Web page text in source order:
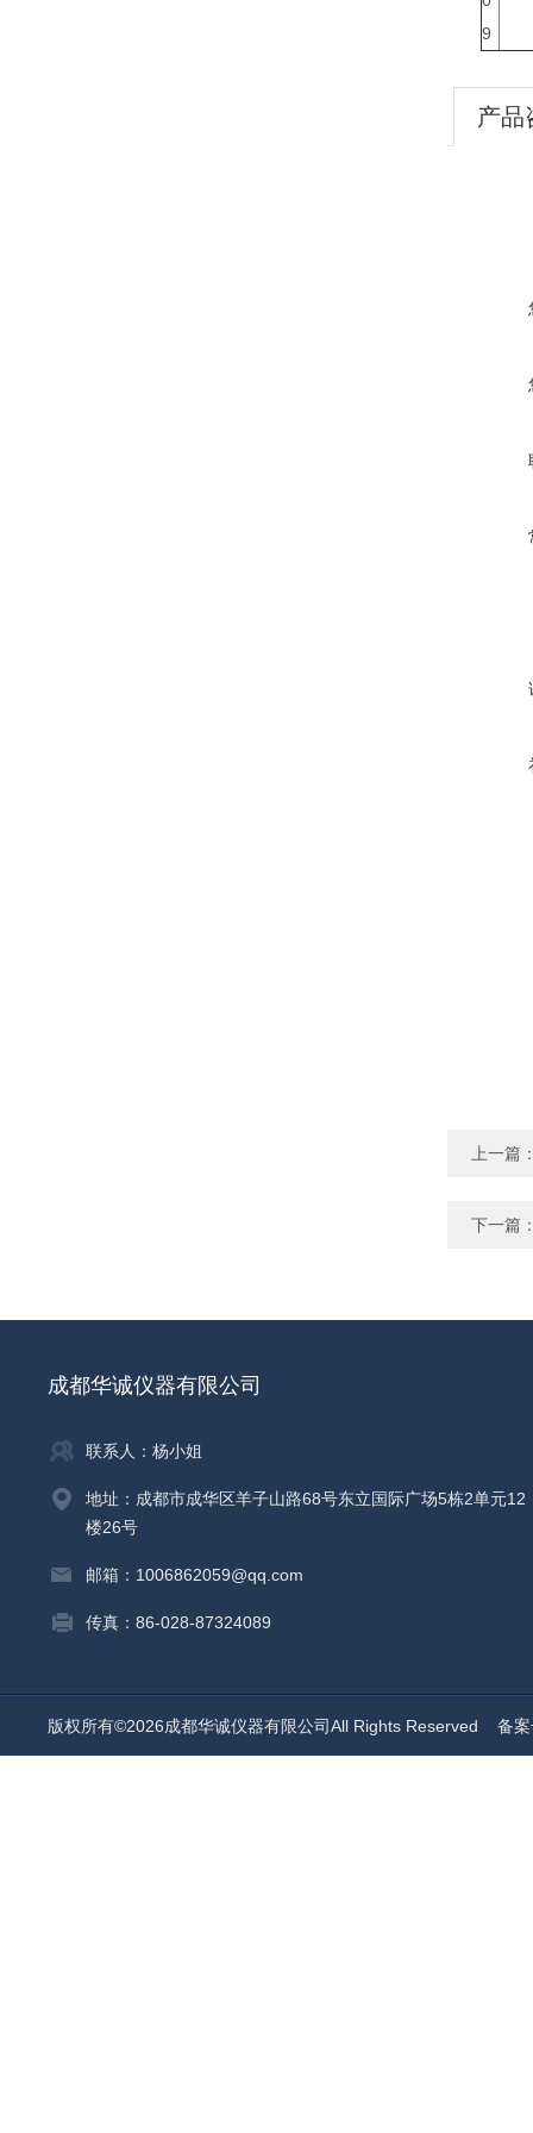
9
产品
上一篇
下一篇
成都华诚仪器有限公司
联系人：杨小姐
地址：成都市成华区羊子山路68号东立国际广场5栋2单元12
楼26号
邮箱：1006862059@qq.com
传真：86-028-87324089
版权所有©2026成都华诚仪器有限公司All Rights Reserved 备